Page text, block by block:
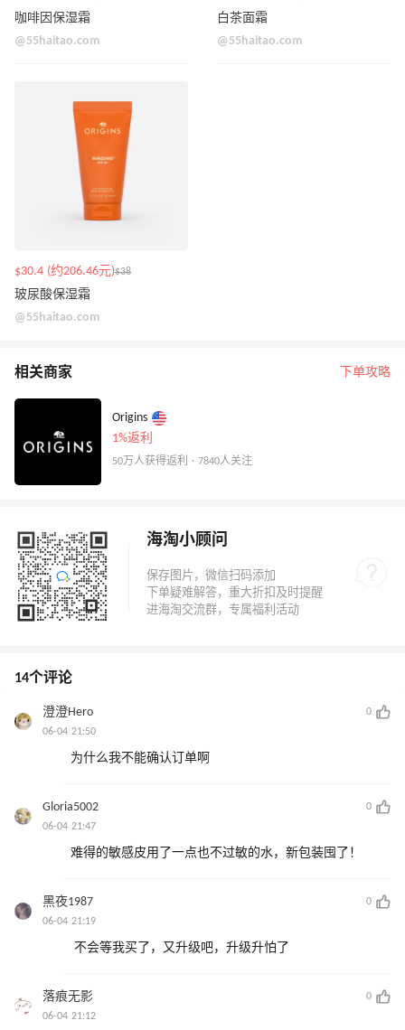
咖啡因保湿霜
@55haitao.com
白茶面霜
@55haitao.com
$30.4 (约206.46元)$38
玻尿酸保湿霜
@55haitao.com
相关商家 下单攻略
Origins
1%返利
50万人获得返利 · 7840人关注
海淘小顾问
14个评论
澄澄Hero
0
06-04 21:50
为什么我不能确认订单啊
Gloria5002
0
06-04 21:47
难得的敏感皮用了一点也不过敏的水，新包装囤了！
黑夜1987
0
06-04 21:19
不会等我买了，又升级吧，升级升怕了
落痕无影
0
06-04 21:12